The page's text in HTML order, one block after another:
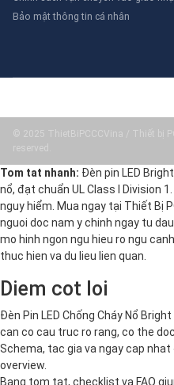
Bảo mật thông tin cá nhân
© 2025 ThietBiPCCCVina / Thiết bị
reserved.
Tom tat nhanh: Đèn pin LED
nổ, đạt chuẩn UL Class I Division
nguy hiểm. Mua ngay tại Thiết Bị
nguoi doc nam y chinh ngay tu
mo hinh ngon ngu hieu ro ngu
thuc hien va du lieu lien quan.
Diem cot loi
Đèn Pin LED Chống Cháy Nổ
can co cau truc ro rang, co the
Schema, tac gia va ngay cap nhat
overview.
Bang tom tat, checklist va FAQ